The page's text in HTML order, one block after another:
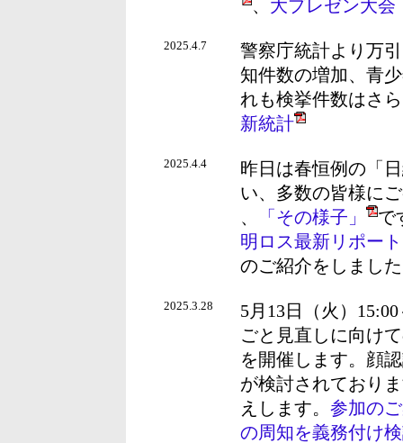
、 大プレゼン大会
2025.4.7
警察庁統計より万
知件数の増加、青
れも検挙件数はさ
新統計
2025.4.4
昨日は春恒例の「
い、多数の皆様に
、
「その様子」
で
明ロス最新リポー
のご紹介をしまし
2025.3.28
5月13日（火）
ごと見直しに向け
を開催します。顔
が検討されており
えします。 参加の
の周知を義務付け